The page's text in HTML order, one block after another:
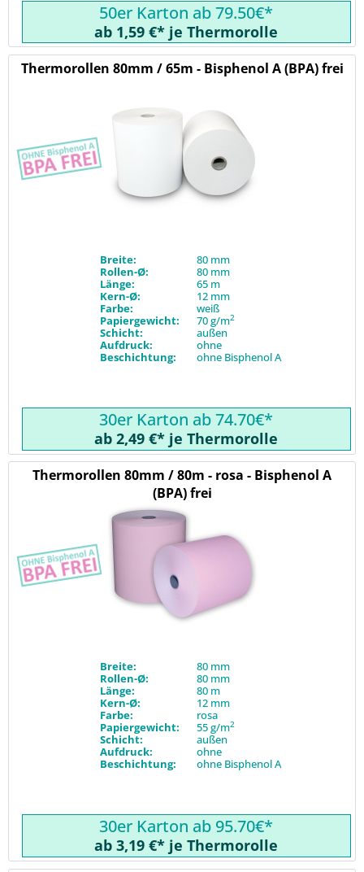
50er Karton ab 79.50€*
ab 1,59 €* je Thermorolle
Thermorollen 80mm / 65m - Bisphenol A (BPA) frei
Breite:
80 mm
Rollen-Ø:
80 mm
Länge:
65 m
Kern-Ø:
12 mm
Farbe:
weiß
Papiergewicht:
70 g/m2
Schicht:
außen
Aufdruck:
ohne
Beschichtung:
ohne Bisphenol A
30er Karton ab 74.70€*
ab 2,49 €* je Thermorolle
Thermorollen 80mm / 80m - rosa - Bisphenol A
(BPA) frei
Breite:
80 mm
Rollen-Ø:
80 mm
Länge:
80 m
Kern-Ø:
12 mm
Farbe:
rosa
Papiergewicht:
55 g/m2
Schicht:
außen
Aufdruck:
ohne
Beschichtung:
ohne Bisphenol A
30er Karton ab 95.70€*
ab 3,19 €* je Thermorolle